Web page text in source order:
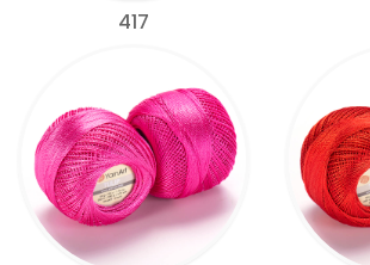
417